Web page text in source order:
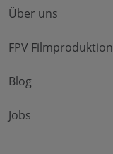
Über uns
FPV Filmproduktion
Blog
Jobs